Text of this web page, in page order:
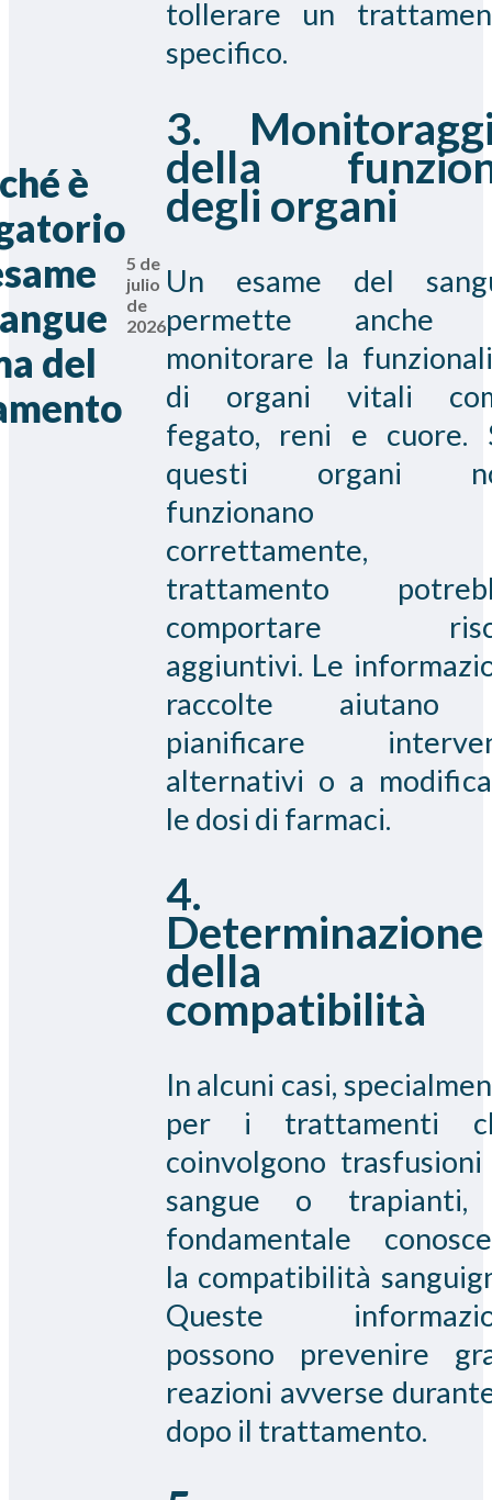
è
del
5 de
julio
de
2026
tollerare un
specifico.
3.
della
degli organi
Un esame del
permette anche
monitorare la
di organi vitali
fegato, reni e cuore.
questi organi
funzionano
correttamente,
trattamento
comportare
aggiuntivi. Le
raccolte aiutano
pianificare
alternativi o a
le dosi di farmaci.
4.
Determinazione
della
compatibilità
In alcuni casi,
per i trattamenti
coinvolgono
sangue o
fondamentale
la compatibilità
Queste
possono prevenire
reazioni avverse
dopo il trattamento.